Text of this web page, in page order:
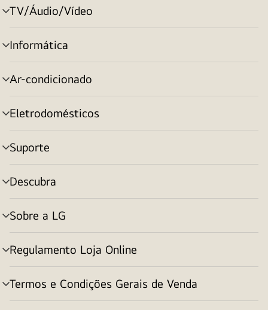
TV/Áudio/Vídeo
alternar
menu
Informática
alternar
menu
Ar-condicionado
alternar
menu
Eletrodomésticos
alternar
menu
Suporte
alternar
menu
Descubra
alternar
menu
Sobre a LG
alternar
menu
Regulamento Loja Online
alternar
menu
Termos e Condições Gerais de Venda
alternar
menu